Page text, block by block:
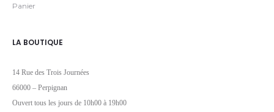
Panier
LA BOUTIQUE
14 Rue des Trois Journées
66000 – Perpignan
Ouvert tous les jours de 10h00 à 19h00